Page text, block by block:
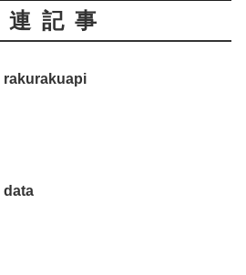
連記事
rakurakuapi
data